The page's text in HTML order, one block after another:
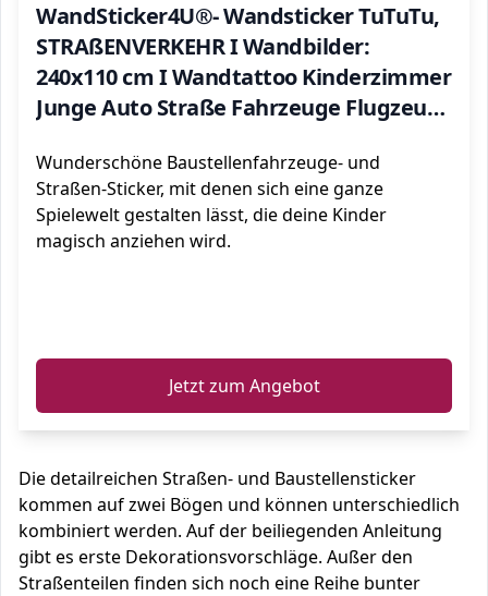
WandSticker4U®- Wandsticker TuTuTu,
STRAßENVERKEHR I Wandbilder:
240x110 cm I Wandtattoo Kinderzimmer
Junge Auto Straße Fahrzeuge Flugzeug
Wunderschöne Baustellenfahrzeuge- und
Straßen-Sticker, mit denen sich eine ganze
Spielewelt gestalten lässt, die deine Kinder
magisch anziehen wird.
Jetzt zum Angebot
Die detailreichen Straßen- und Baustellensticker
kommen auf zwei Bögen und können unterschiedlich
kombiniert werden. Auf der beiliegenden Anleitung
gibt es erste Dekorationsvorschläge. Außer den
Straßenteilen finden sich noch eine Reihe bunter